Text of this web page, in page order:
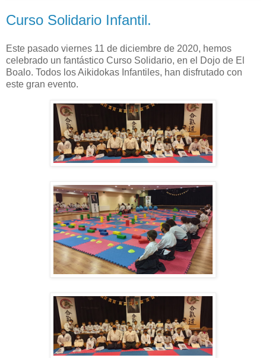
Curso Solidario Infantil.
Este pasado viernes 11 de diciembre de 2020, hemos
celebrado un fantástico Curso Solidario, en el Dojo de El
Boalo. Todos los Aikidokas Infantiles, han disfrutado con
este gran evento.